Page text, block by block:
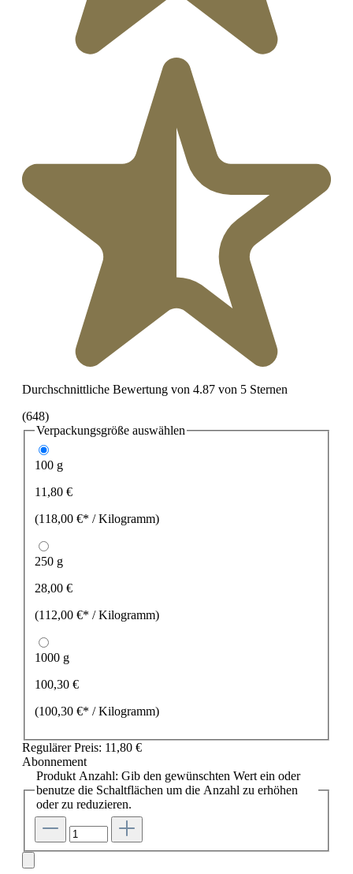
Durchschnittliche Bewertung von 4.87 von 5 Sternen
(648)
Verpackungsgröße auswählen
100 g
11,80 €
(118,00 €* / Kilogramm)
250 g
28,00 €
(112,00 €* / Kilogramm)
1000 g
100,30 €
(100,30 €* / Kilogramm)
Regulärer Preis: 11,80 €
Abonnement
Produkt Anzahl: Gib den gewünschten Wert ein oder
benutze die Schaltflächen um die Anzahl zu erhöhen
oder zu reduzieren.